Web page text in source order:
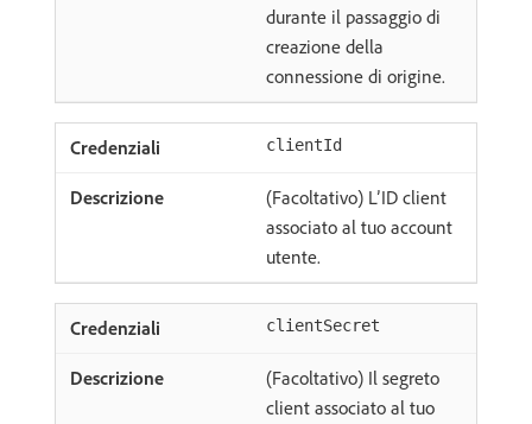
durante il passaggio di
creazione della
connessione di origine.
clientId
(Facoltativo) L’ID client
associato al tuo account
utente.
clientSecret
(Facoltativo) Il segreto
client associato al tuo